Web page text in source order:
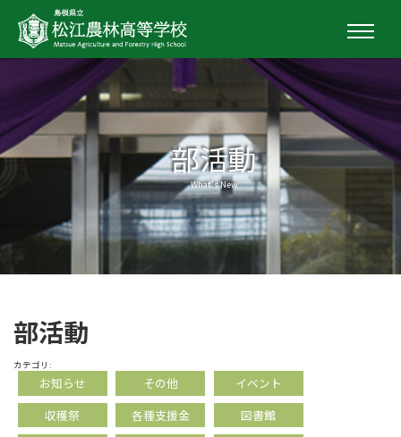
部活動
What's New
部活動
カテゴリ:
お知らせ その他
イベント
収穫祭
各種支援金
図書館